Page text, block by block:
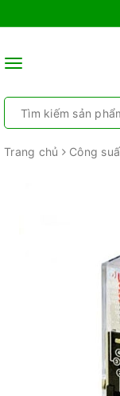
Toggle
Trang chủ Công